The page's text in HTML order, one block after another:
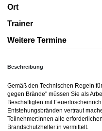
Ort
Trainer
Weitere Termine
Beschreibung
Gemäß den Technischen Regeln
gegen Brände" müssen Sie als
Beschäftigten mit
Entstehungsbränden vertraut
Teilnehmer:innen alle
Brandschutzhelfer:in vermittelt.